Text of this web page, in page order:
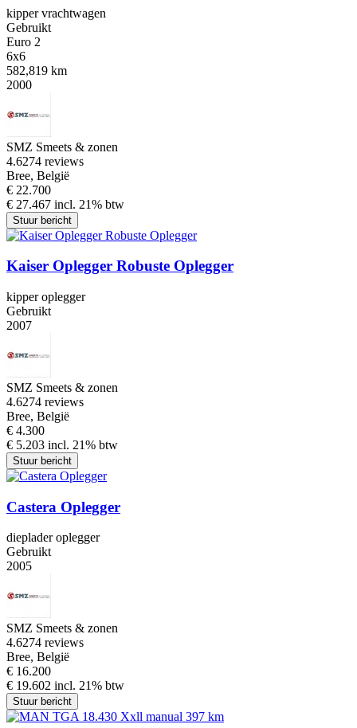
kipper vrachtwagen
Gebruikt
Euro 2
6x6
582,819 km
2000
SMZ Smeets & zonen
4.6274 reviews
Bree, België
€ 22.700
€ 27.467 incl. 21% btw
Stuur bericht
Kaiser Oplegger Robuste Oplegger
kipper oplegger
Gebruikt
2007
SMZ Smeets & zonen
4.6274 reviews
Bree, België
€ 4.300
€ 5.203 incl. 21% btw
Stuur bericht
Castera Oplegger
dieplader oplegger
Gebruikt
2005
SMZ Smeets & zonen
4.6274 reviews
Bree, België
€ 16.200
€ 19.602 incl. 21% btw
Stuur bericht